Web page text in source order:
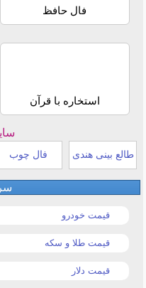
فال حافظ
استخاره با قرآن
طالع بینی هندی فال چوب
قیمت خودرو
قیمت طلا و سکه
قیمت دلار